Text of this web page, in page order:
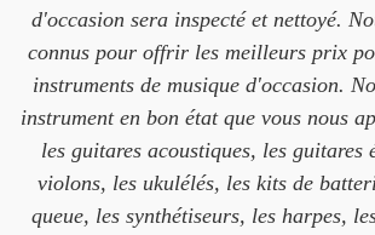
d'occasion sera inspecté et nettoyé.
connus pour offrir les meilleurs prix
instruments de musique d'occasion.
instrument en bon état que vous nous
les guitares acoustiques, les guitares
violons, les ukulélés, les kits de
queue, les synthétiseurs, les harpes,